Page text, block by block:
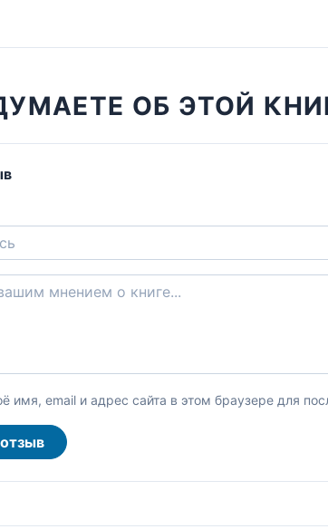
ОБ ЭТОЙ
имя, email и адрес сайта в этом браузере для
Отправить отзыв